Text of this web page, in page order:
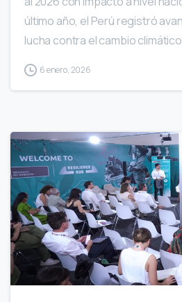
último año, el Perú registró
lucha contra el cambio
6 enero, 2026